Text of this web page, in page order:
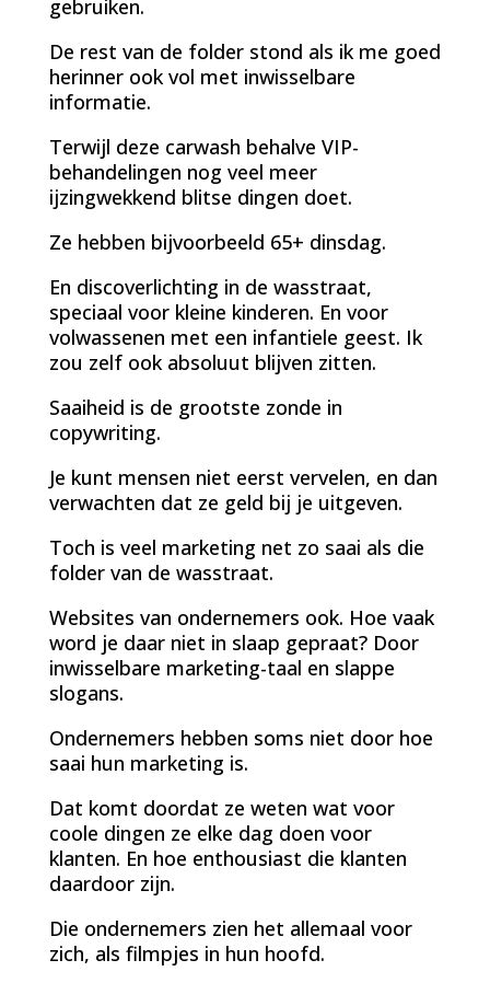
gebruiken.
De rest van de folder stond als ik me goed
herinner ook vol met inwisselbare
informatie.
Terwijl deze carwash behalve VIP-
behandelingen nog veel meer
ijzingwekkend blitse dingen doet.
Ze hebben bijvoorbeeld 65+ dinsdag.
En discoverlichting in de wasstraat,
speciaal voor kleine kinderen. En voor
volwassenen met een infantiele geest. Ik
zou zelf ook absoluut blijven zitten.
Saaiheid is de grootste zonde in
copywriting.
Je kunt mensen niet eerst vervelen, en dan
verwachten dat ze geld bij je uitgeven.
Toch is veel marketing net zo saai als die
folder van de wasstraat.
Websites van ondernemers ook. Hoe vaak
word je daar niet in slaap gepraat? Door
inwisselbare marketing-taal en slappe
slogans.
Ondernemers hebben soms niet door hoe
saai hun marketing is.
Dat komt doordat ze weten wat voor
coole dingen ze elke dag doen voor
klanten. En hoe enthousiast die klanten
daardoor zijn.
Die ondernemers zien het allemaal voor
zich, als filmpjes in hun hoofd.